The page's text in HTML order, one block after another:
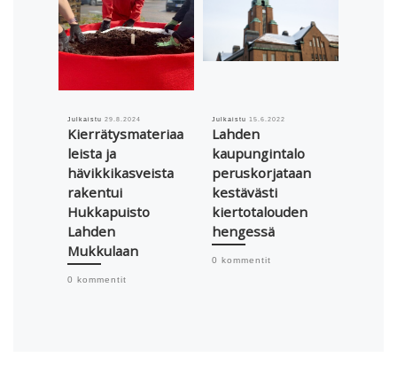
Julkaistu29.8.2024
Kierrätysmateriaa
leista ja
hävikkikasveista
rakentui
Hukkapuisto
Lahden
Mukkulaan
0 kommentit
Julkaistu15.6.2022
Lahden
kaupungintalo
peruskorjataan
kestävästi
kiertotalouden
hengessä
0 kommentit